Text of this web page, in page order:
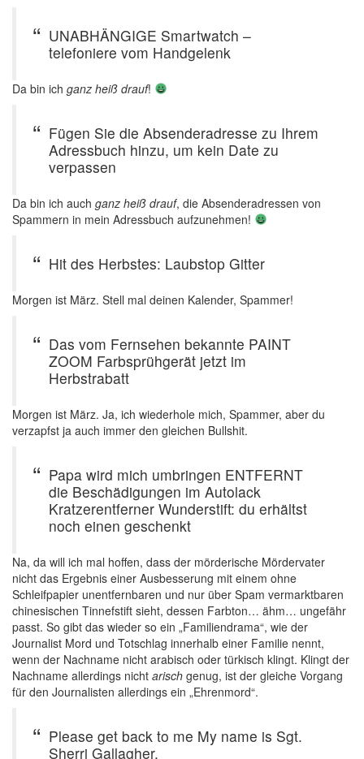
UNABHÄNGIGE Smartwatch –
telefoniere vom Handgelenk
Da bin ich ganz heiß drauf!
Fügen Sie die Absenderadresse zu Ihrem
Adressbuch hinzu, um kein Date zu
verpassen
Da bin ich auch ganz heiß drauf, die Absenderadressen von
Spammern in mein Adressbuch aufzunehmen!
Hit des Herbstes: Laubstop Gitter
Morgen ist März. Stell mal deinen Kalender, Spammer!
Das vom Fernsehen bekannte PAINT
ZOOM Farbsprühgerät jetzt im
Herbstrabatt
Morgen ist März. Ja, ich wiederhole mich, Spammer, aber du
verzapfst ja auch immer den gleichen Bullshit.
Papa wird mich umbringen ENTFERNT
die Beschädigungen im Autolack
Kratzerentferner Wunderstift: du erhältst
noch einen geschenkt
Na, da will ich mal hoffen, dass der mörderische Mördervater
nicht das Ergebnis einer Ausbesserung mit einem ohne
Schleifpapier unentfernbaren und nur über Spam vermarktbaren
chinesischen Tinnefstift sieht, dessen Farbton… ähm… ungefähr
passt. So gibt das wieder so ein „Familiendrama“, wie der
Journalist Mord und Totschlag innerhalb einer Familie nennt,
wenn der Nachname nicht arabisch oder türkisch klingt. Klingt der
Nachname allerdings nicht arisch genug, ist der gleiche Vorgang
für den Journalisten allerdings ein „Ehrenmord“.
Please get back to me My name is Sgt.
Sherri Gallagher,